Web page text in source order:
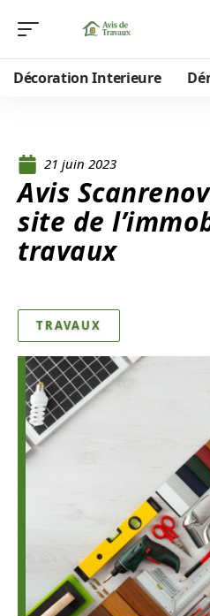
Décoration Interieure
21 juin 2023
Avis
site de
travaux
TRAVAUX